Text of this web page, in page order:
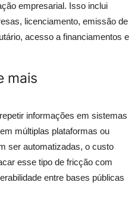
empresarial. Isso inclui
licenciamento, emissão de
acesso a financiamentos e
mais
informações em sistemas
múltiplas plataformas ou
ser automatizadas, o custo
esse tipo de fricção com
entre bases públicas